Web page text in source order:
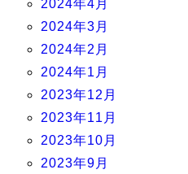
2024年4月
2024年3月
2024年2月
2024年1月
2023年12月
2023年11月
2023年10月
2023年9月